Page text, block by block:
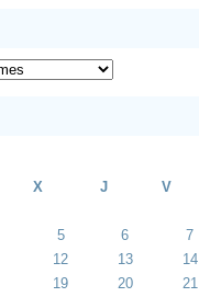
X J V
5 6 7
12 13 14
19 20 21